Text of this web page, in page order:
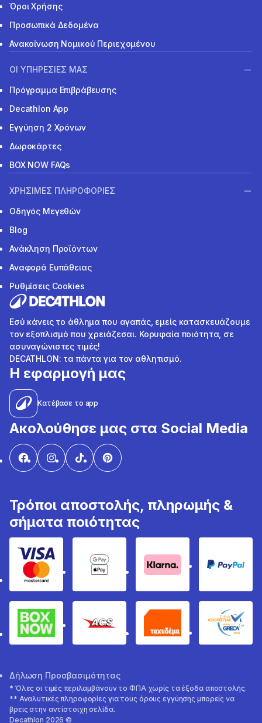
Όροι Χρήσης
Προσωπικά Δεδομένα
Ανακοίνωση Νομικού Περιεχομένου
ΟΙ ΥΠΗΡΕΣΙΕΣ ΜΑΣ
Πρόγραμμα Επιβράβευσης
Decathlon App
Εγγύηση 2 Χρόνων
Δωροκάρτες
BOX NOW FAQs
ΧΡΗΣΙΜΕΣ ΠΛΗΡΟΦΟΡΙΕΣ
Οδηγός Μεγεθών
Blog
Ανάκληση Προϊόντων
Αναφορά Ευπάθειας
Ρυθμίσεις Cookies
Εσύ κάνεις το άθλημα που αγαπάς, εμείς κατασκευάζουμε
τον εξοπλισμό που χρειάζεσαι. Κορυφαία ποιότητα, σε
ασυναγώνιστες τιμές!
DECATHLON: τα πάντα για τον αθλητισμό.
Η εφαρμογή μας
Κατέβασε το app
Ακολούθησε μας στα Social Media
Τρόποι αποστολής, πληρωμής &
σήματα ποιότητας
Visa & MastercardGoogle Pay & Apple Pay
Klarna PayPal
Box Now ACS Ταχυδέμα
Δήλωση Προσβασιμότητας
* Όλες οι τιμές περιλαμβάνουν το ΦΠΑ χωρίς τα έξοδα αποστολής.
** Αναλυτικές πληροφορίες για τους όρους εγγύησης μπορείς να
βρεις στην αντίστοιχη σελίδα.
Decathlon 2026 ©